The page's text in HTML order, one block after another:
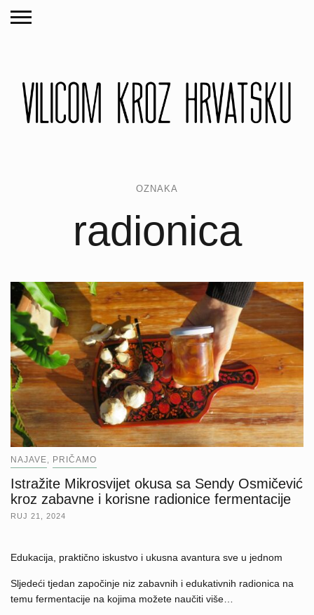
OZNAKA
radionica
NAJAVE PRIČAMO
Istražite Mikrosvijet okusa sa Sendy Osmičević
kroz zabavne i korisne radionice fermentacije
RUJ 21, 2024
Edukacija, praktično iskustvo i ukusna avantura sve u jednom
Sljedeći tjedan započinje niz zabavnih i edukativnih radionica na
temu fermentacije na kojima možete naučiti više…